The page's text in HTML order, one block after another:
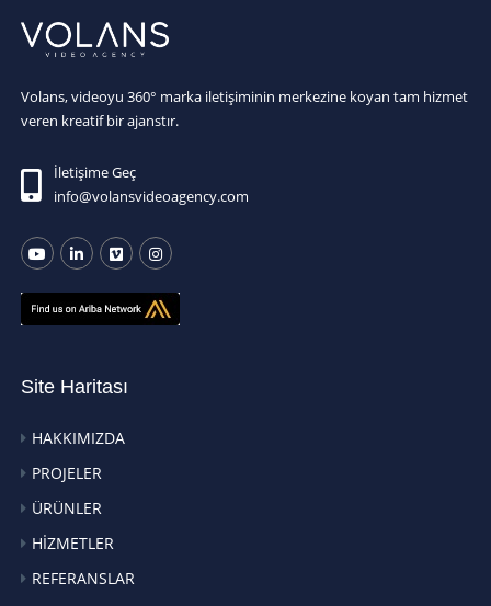
Volans, videoyu 360° marka iletişiminin merkezine koyan tam hizmet
veren kreatif bir ajanstır.
İletişime Geç
info@volansvideoagency.com
Site Haritası
HAKKIMIZDA
PROJELER
ÜRÜNLER
HİZMETLER
REFERANSLAR